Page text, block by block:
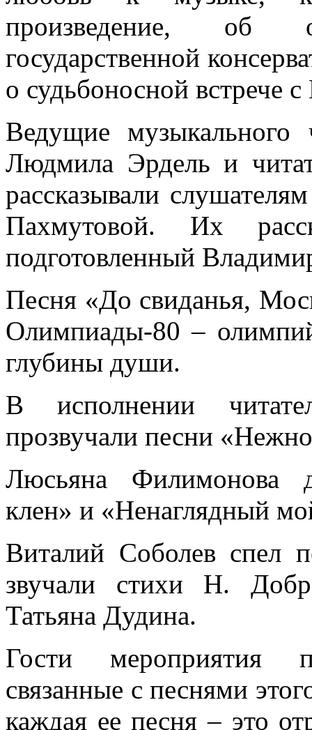
произведение, об
государственной
о судьбоносной встрече
Ведущие музыкального
Людмила Эрдель и
рассказывали
Пахмутовой. Их
подготовленный
Песня «До свиданья,
Олимпиады-80 –
глубины души.
В исполнении
прозвучали песни
Люсьяна Филимонова
клен» и «Ненаглядный
Виталий Соболев спел
звучали стихи Н.
Татьяна Дудина.
Гости мероприятия
связанные с песнями
каждая ее песня – это